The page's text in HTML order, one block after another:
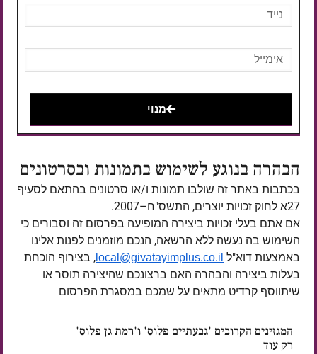
מנוי
הבהרה בנוגע לשימוש בתמונות ובסרטונים
בכתבות באתר זה שולבו תמונות ו/או סרטונים בהתאם לסעיף
27א לחוק זכויות יוצרים, התשס"ח–2007.
אם אתם בעלי זכויות ביצירה המופיעה בפרסום זה וסבורים כי
השימוש בה נעשה ללא הרשאה, הנכם מוזמנים לפנות אלינו
באמצעות דוא"ל local@givatayimplus.co.il , בצירוף הוכחת
בעלות ביצירה והבהרה האם ברצונכם שהיצירה תוסר או
שיתווסף קרדיט מתאים על שמכם במסגרת הפרסום
המגזינים הקרובים 'גבעתיים פלוס' ו'רמת גן פלוס'
רק עוד